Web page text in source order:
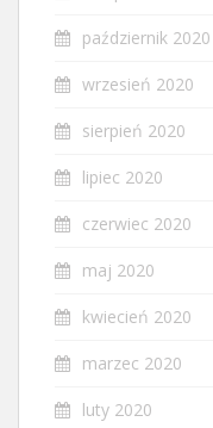
październik 2020
wrzesień 2020
sierpień 2020
lipiec 2020
czerwiec 2020
maj 2020
kwiecień 2020
marzec 2020
luty 2020